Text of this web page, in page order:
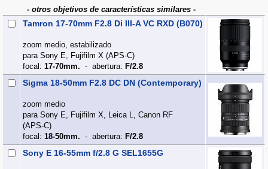
- otros objetivos de características similares -
Tamron 17-70mm F2.8 Di III-A VC RXD (B070)
zoom medio, estabilizado
para Sony E, Fujifilm X (APS‑C)
focal: 17-70mm. - abertura: F/2.8
Sigma 18-50mm F2.8 DC DN (Contemporary)
zoom medio
para Sony E, Fujifilm X, Leica L, Canon RF
(APS‑C)
focal: 18-50mm. - abertura: F/2.8
Sony E 16-55mm f/2.8 G SEL1655G